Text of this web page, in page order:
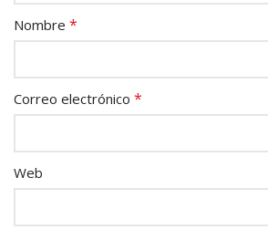
Nombre *
Correo electrónico *
Web